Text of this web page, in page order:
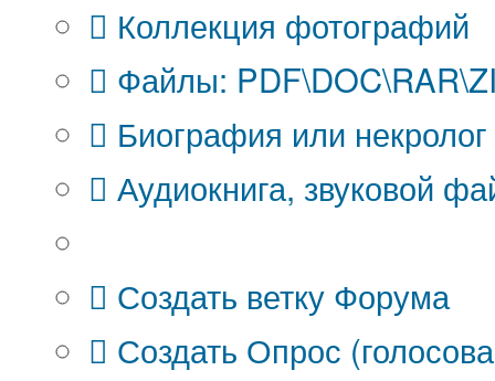
Коллекция фотографий
Файлы:
Биография или некролог
Аудиокнига, звуковой
Создать ветку Форума
Создать Опрос